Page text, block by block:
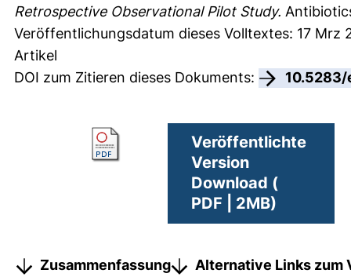
Retrospective Observational Pilot Study.
Veröffentlichungsdatum dieses Volltextes: 17 Mrz
Artikel
DOI zum Zitieren dieses Dokuments:
Veröffentlichte
Version
Download (
PDF | 2MB)
Zusammenfassung
Alternative Links zum